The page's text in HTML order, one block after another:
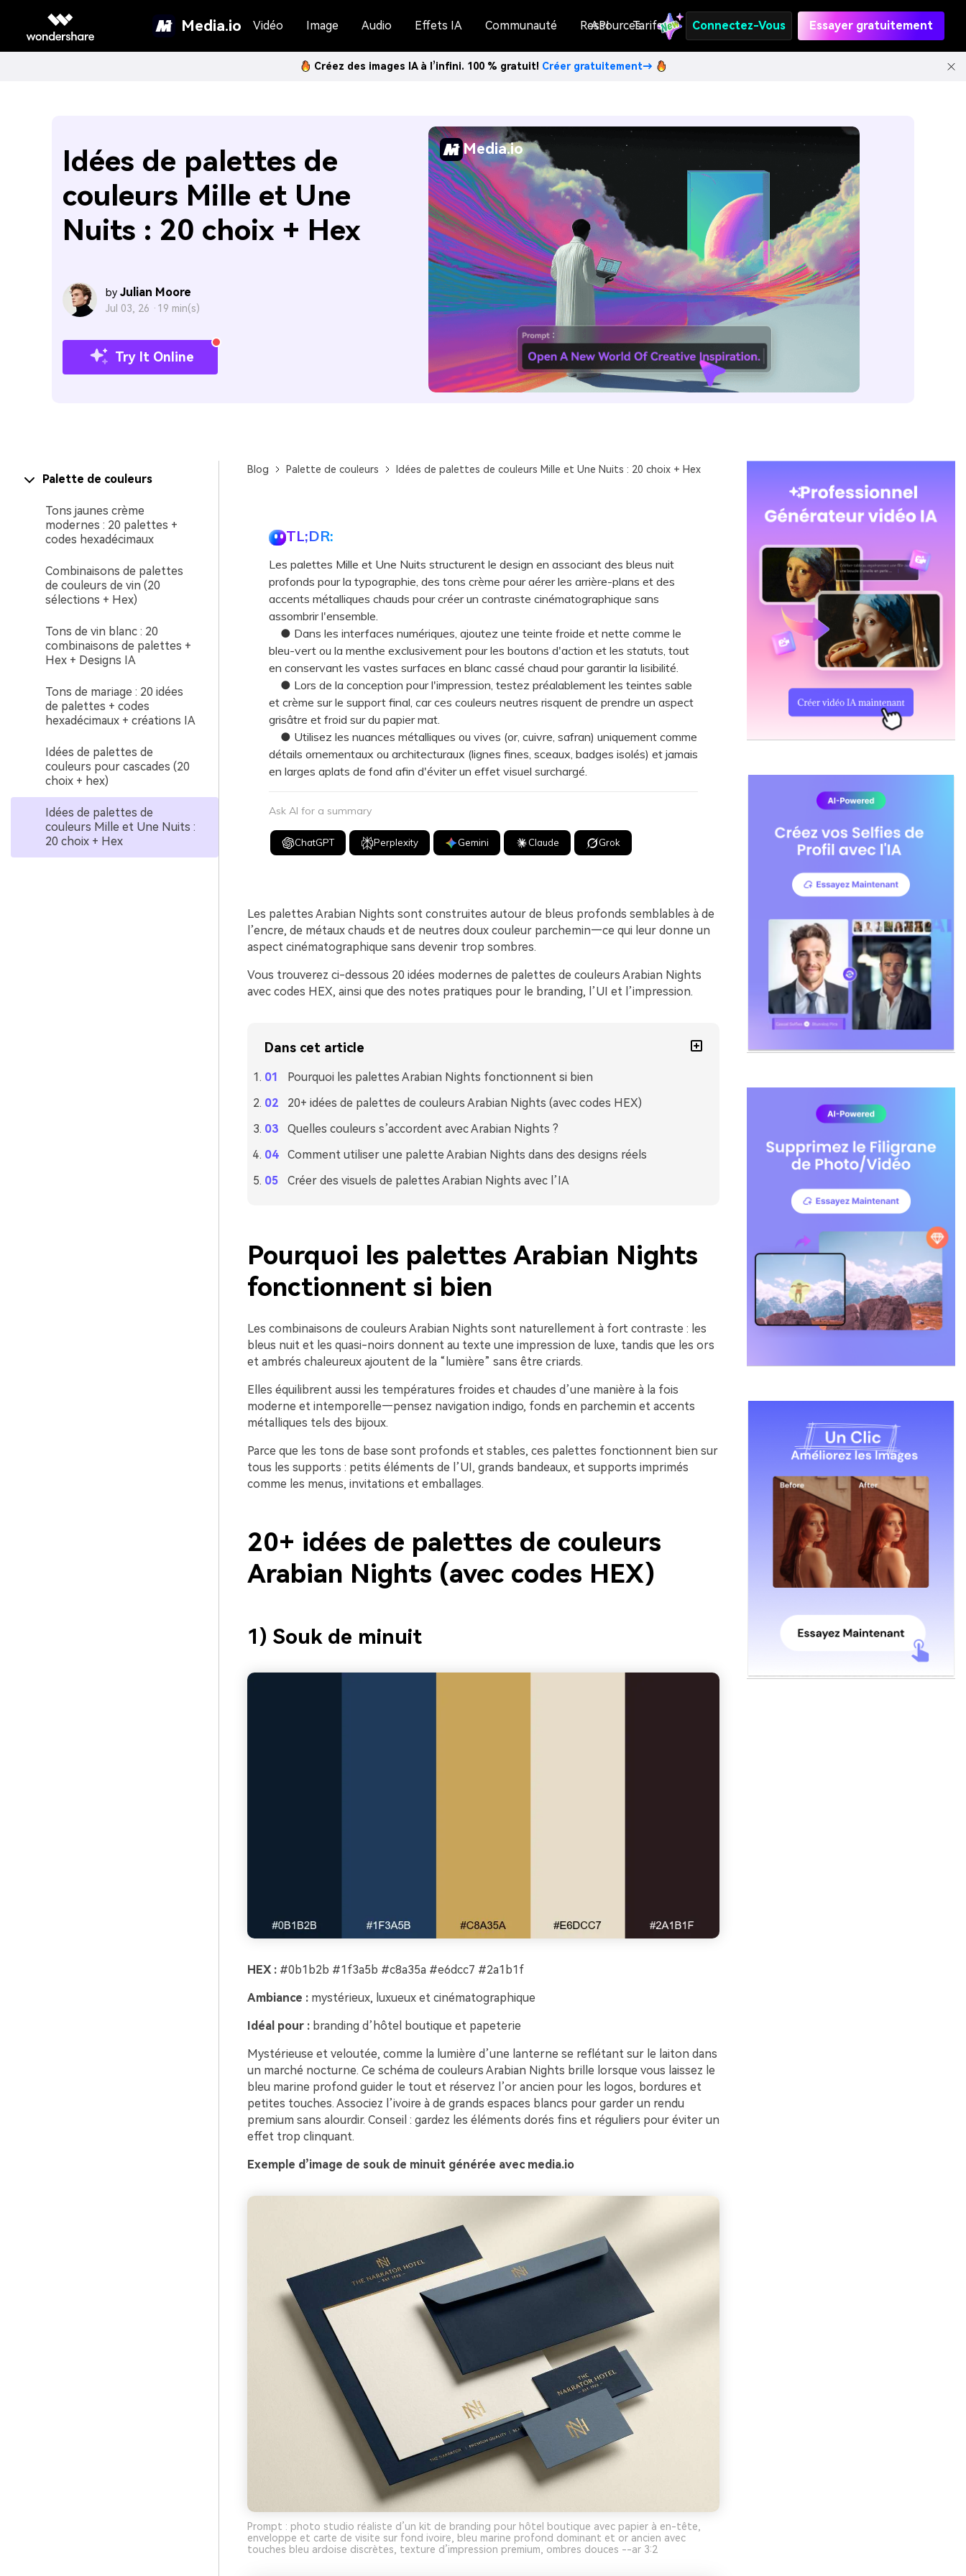
Media.io Vidéo Image Audio Effets IA Communauté Ressources
API Tarifs Connectez-Vous Essayer gratuitement
Créez des images IA à l’infini. 100 % gratuit! Créer gratuitement→
Idées de palettes de
couleurs Mille et Une
Nuits : 20 choix + Hex
by Julian Moore
Jul 03, 26 · 19 min(s)
Try It Online
Media.io
Palette de couleurs
Tons jaunes crème
modernes : 20 palettes +
codes hexadécimaux
Combinaisons de palettes
de couleurs de vin (20
sélections + Hex)
Tons de vin blanc : 20
combinaisons de palettes +
Hex + Designs IA
Tons de mariage : 20 idées
de palettes + codes
hexadécimaux + créations IA
Idées de palettes de
couleurs pour cascades (20
choix + hex)
Idées de palettes de
couleurs Mille et Une Nuits :
20 choix + Hex
Blog Palette de couleurs Idées de palettes de couleurs Mille et Une Nuits : 20 choix + Hex
TL;DR:
Les palettes Mille et Une Nuits structurent le design en associant des bleus nuit
profonds pour la typographie, des tons crème pour aérer les arrière-plans et des
accents métalliques chauds pour créer un contraste cinématographique sans
assombrir l'ensemble.
● Dans les interfaces numériques, ajoutez une teinte froide et nette comme le
bleu-vert ou la menthe exclusivement pour les boutons d'action et les statuts, tout
en conservant les vastes surfaces en blanc cassé chaud pour garantir la lisibilité.
● Lors de la conception pour l'impression, testez préalablement les teintes sable
et crème sur le support final, car ces couleurs neutres risquent de prendre un aspect
grisâtre et froid sur du papier mat.
● Utilisez les nuances métalliques ou vives (or, cuivre, safran) uniquement comme
détails ornementaux ou architecturaux (lignes fines, sceaux, badges isolés) et jamais
en larges aplats de fond afin d'éviter un effet visuel surchargé.
Ask AI for a summary
ChatGPT Perplexity Gemini Claude Grok
Les palettes Arabian Nights sont construites autour de bleus profonds semblables à de
l’encre, de métaux chauds et de neutres doux couleur parchemin—ce qui leur donne un
aspect cinématographique sans devenir trop sombres.
Vous trouverez ci-dessous 20 idées modernes de palettes de couleurs Arabian Nights
avec codes HEX, ainsi que des notes pratiques pour le branding, l’UI et l’impression.
Dans cet article
Pourquoi les palettes Arabian Nights fonctionnent si bien
20+ idées de palettes de couleurs Arabian Nights (avec codes HEX)
Quelles couleurs s’accordent avec Arabian Nights ?
Comment utiliser une palette Arabian Nights dans des designs réels
Créer des visuels de palettes Arabian Nights avec l’IA
Pourquoi les palettes Arabian Nights
fonctionnent si bien
Les combinaisons de couleurs Arabian Nights sont naturellement à fort contraste : les
bleus nuit et les quasi-noirs donnent au texte une impression de luxe, tandis que les ors
et ambrés chaleureux ajoutent de la “lumière” sans être criards.
Elles équilibrent aussi les températures froides et chaudes d’une manière à la fois
moderne et intemporelle—pensez navigation indigo, fonds en parchemin et accents
métalliques tels des bijoux.
Parce que les tons de base sont profonds et stables, ces palettes fonctionnent bien sur
tous les supports : petits éléments de l’UI, grands bandeaux, et supports imprimés
comme les menus, invitations et emballages.
20+ idées de palettes de couleurs
Arabian Nights (avec codes HEX)
1) Souk de minuit
HEX :#0b1b2b #1f3a5b #c8a35a #e6dcc7 #2a1b1f
Ambiance :mystérieux, luxueux et cinématographique
Idéal pour :branding d’hôtel boutique et papeterie
Mystérieuse et veloutée, comme la lumière d’une lanterne se reflétant sur le laiton dans
un marché nocturne. Ce schéma de couleurs Arabian Nights brille lorsque vous laissez le
bleu marine profond guider le tout et réservez l’or ancien pour les logos, bordures et
petites touches. Associez l’ivoire à de grands espaces blancs pour garder un rendu
premium sans alourdir. Conseil : gardez les éléments dorés fins et réguliers pour éviter un
effet trop clinquant.
Exemple d’image de souk de minuit générée avec media.io
Prompt : photo studio réaliste d’un kit de branding pour hôtel boutique avec papier à en-tête,
enveloppe et carte de visite sur fond ivoire, bleu marine profond dominant et or ancien avec
touches bleu ardoise discrètes, texture d’impression premium, ombres douces --ar 3:2